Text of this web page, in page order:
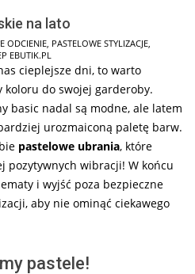
na lato
ODCIENIE PASTELOWE STYLIZACJE
EBUTIK.PL
cieplejsze dni, to warto
koloru do swojej garderoby.
basic nadal są modne, ale latem
urozmaiconą paletę barw.
pastelowe ubrania, które
pozytywnych wibracji! W końcu
i wyjść poza bezpieczne
aby nie ominąć ciekawego
pastele!